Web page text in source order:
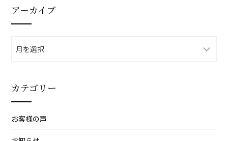
アーカイブ
ー
ブ
カテゴリー
お客様の声